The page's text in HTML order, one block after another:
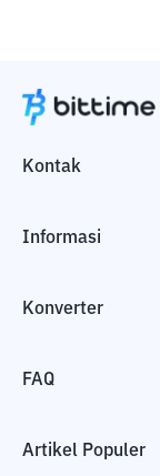
Kontak
Informasi
Konverter
FAQ
Artikel Populer